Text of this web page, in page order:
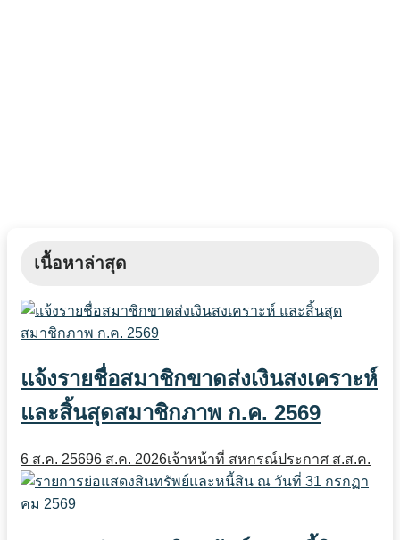
เนื้อหาล่าสุด
แจ้งรายชื่อสมาชิกขาดส่งเงินสงเคราะห์
และสิ้นสุดสมาชิกภาพ ก.ค. 2569
6 ส.ค. 25696 ส.ค. 2026เจ้าหน้าที่ สหกรณ์ประกาศ ส.ส.ค.